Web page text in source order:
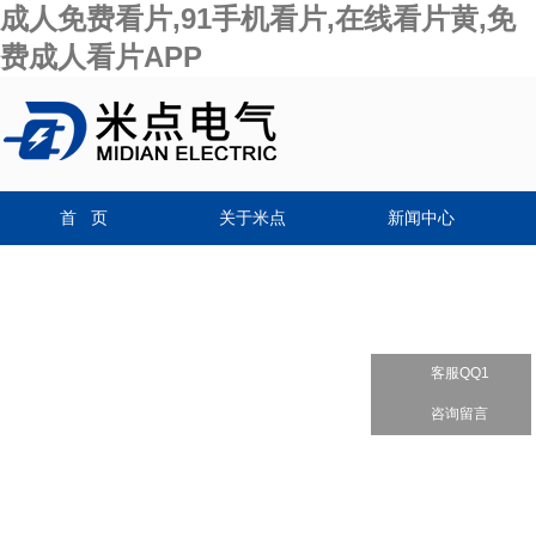
成人免费看片,91手机看片,在线看片黄,免
费成人看片APP
首 页 关于米点 新闻中心
客服QQ1
咨询留言